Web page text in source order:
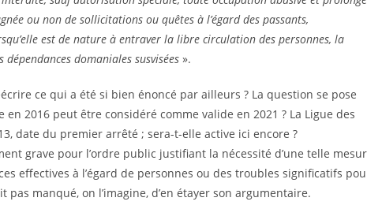
ou non de sollicitations ou quêtes à l’égard des passants,
est de nature à entraver la libre circulation des personnes, la
domaniales susvisées ».
ce qui a été si bien énoncé par ailleurs ? La question se pose
2016 peut être considéré comme valide en 2021 ? La Ligue des
date du premier arrêté ; sera-t-elle active ici encore ?
grave pour l’ordre public justifiant la nécessité d’une telle
effectives à l’égard de personnes ou des troubles significatifs
pas manqué, on l’imagine, d’en étayer son argumentaire.